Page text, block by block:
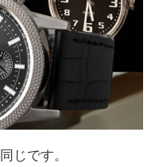
じです。